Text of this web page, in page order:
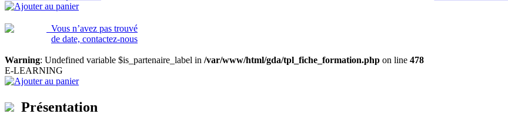
Ajouter au panier
Vous n’avez pas trouvé
de date, contactez-nous
Warning: Undefined variable $is_partenaire_label in /var/www/html/gda/tpl_fiche_formation.php on line 478
E-LEARNING
Ajouter au panier
Présentation